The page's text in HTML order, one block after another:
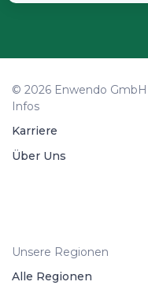
© 2026 Enwendo GmbH
Infos
Karriere
Über Uns
Unsere Regionen
Alle Regionen